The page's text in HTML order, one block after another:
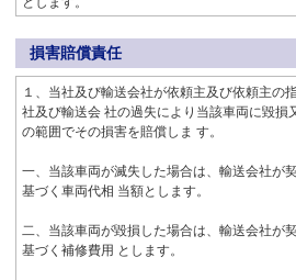
２、当社は前項のお申し込みを受けた際には
て輸 送するものとします。なお、自動車等を
判明した 場合は、直ちに依頼者に通知します
３、当該車両の引渡し場所は、依頼主の指定
す。
ル） の場合は、解除手数料として輸送代金の
負担とし ます。金額は輸送区間及び輸送状況
損害賠償責任
１、当社及び輸送会社が依頼主及び依頼主の
社及び輸送会 社の過失により当該車両に毀損
の範囲でその損害を賠償しま す。
一、当該車両が滅失した場合は、輸送会社が
基づく車両代相 当額とします。
二、当該車両が毀損した場合は、輸送会社が
基づく補修費用 とします。